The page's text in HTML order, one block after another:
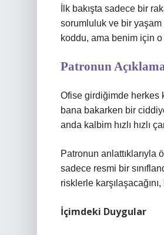
İlk bakışta sadece bir
sorumluluk ve bir yaşam
koddu, ama benim için
Patronun
Ofise girdiğimde herkes
bana bakarken bir
anda kalbim hızlı hızlı
Patronun anlattıklarıyla
sadece resmi bir
risklerle
İçimdeki Duygular